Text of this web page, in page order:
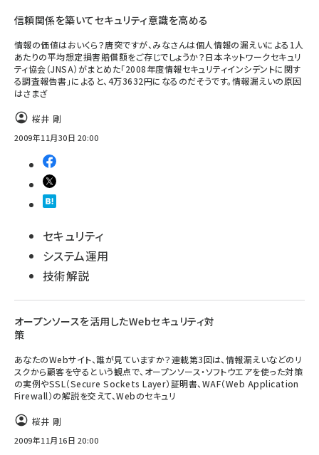
信頼関係を築いてセキュリティ意識を高める
情報の価値はおいくら？唐突ですが、みなさんは個人情報の漏えいによる1人
あたりの平均想定損害賠償額をご存じでしょうか？日本ネットワークセキュリ
ティ協会（JNSA）がまとめた「2008年度情報セキュリティインシデントに関す
る調査報告書」によると、4万3632円になるのだそうです。情報漏えいの原因
はさまざ
桜井 剛
2009年11月30日 20:00
セキュリティ
システム運用
技術解説
オープンソースを活用したWebセキュリティ対
策
あなたのWebサイト、誰が見ていますか？連載第3回は、情報漏えいなどのリ
スクから顧客を守るという観点で、オープンソース・ソフトウエアを使った対策
の実例やSSL（Secure Sockets Layer）証明書、WAF（Web Application
Firewall）の解説を交えて、Webのセキュリ
桜井 剛
2009年11月16日 20:00